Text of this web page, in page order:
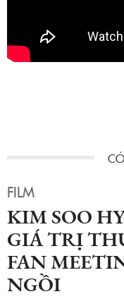
FILM
KIM SOO
GIÁ TRỊ
FAN
NGỒI